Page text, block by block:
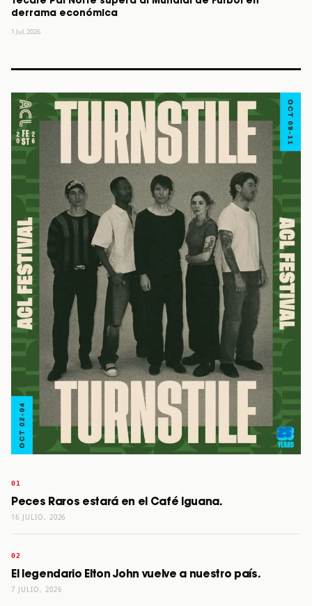
derrama económica
1 Jul, 2026
Peces Raros estará en el Café Iguana.
16 JULIO, 2026
El legendario Elton John vuelve a nuestro país.
7 JULIO, 2026